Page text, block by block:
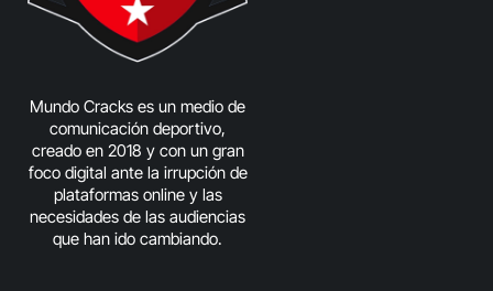
Mundo Cracks es un medio de
comunicación deportivo,
creado en 2018 y con un gran
foco digital ante la irrupción de
plataformas online y las
necesidades de las audiencias
que han ido cambiando.